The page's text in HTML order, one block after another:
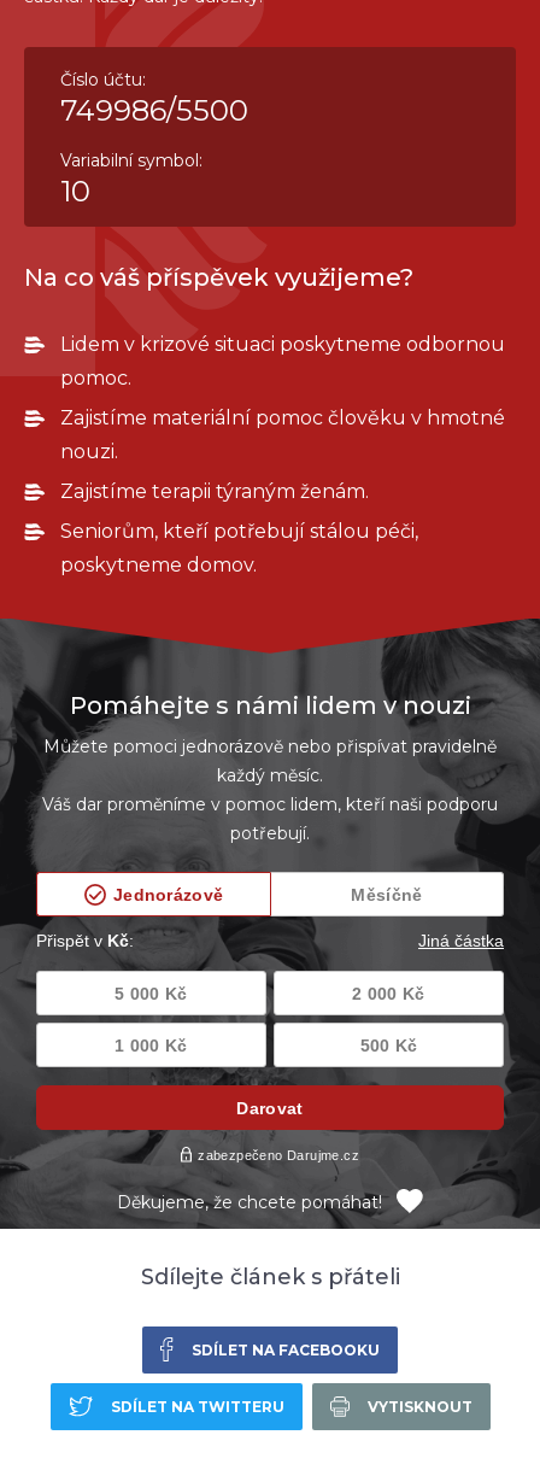
Číslo účtu:
749986/5500
Variabilní symbol:
10
Na co váš příspěvek využijeme?
Lidem v krizové situaci poskytneme odbornou
pomoc.
Zajistíme materiální pomoc člověku v hmotné
nouzi.
Zajistíme terapii týraným ženám.
Seniorům, kteří potřebují stálou péči,
poskytneme domov.
Pomáhejte s námi lidem v nouzi
Můžete pomoci jednorázově nebo přispívat pravidelně
každý měsíc.
Váš dar proměníme v pomoc lidem, kteří naši podporu
potřebují.
Děkujeme, že chcete pomáhat!
Sdílejte článek s přáteli
SDÍLET NA FACEBOOKU
SDÍLET NA TWITTERU VYTISKNOUT